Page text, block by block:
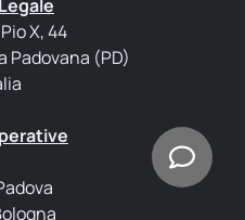
X, 44
Padovana (PD)